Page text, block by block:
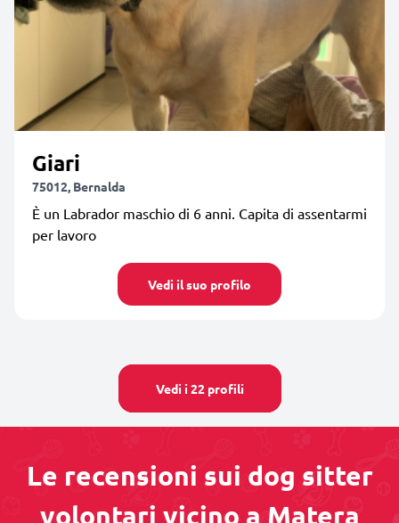
Giari
75012, Bernalda
È un Labrador maschio di 6 anni. Capita di assentarmi
per lavoro
Vedi il suo profilo
Vedi i 22 profili
Le recensioni sui dog sitter
volontari vicino a Matera